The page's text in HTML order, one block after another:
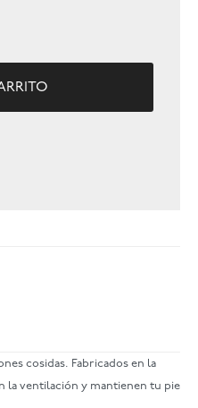
cosidas. Fabricados en la
la ventilación y mantienen tu pie